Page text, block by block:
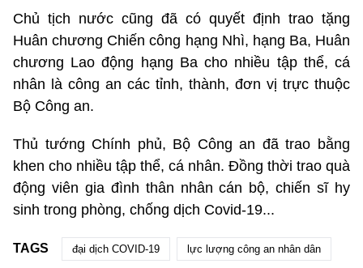
Chủ tịch nước cũng đã có quyết định trao tặng
Huân chương Chiến công hạng Nhì, hạng Ba, Huân
chương Lao động hạng Ba cho nhiều tập thể, cá
nhân là công an các tỉnh, thành, đơn vị trực thuộc
Bộ Công an.
Thủ tướng Chính phủ, Bộ Công an đã trao bằng
khen cho nhiều tập thể, cá nhân. Đồng thời trao quà
động viên gia đình thân nhân cán bộ, chiến sĩ hy
sinh trong phòng, chống dịch Covid-19...
TAGS đại dịch COVID-19 lực lượng công an nhân dân